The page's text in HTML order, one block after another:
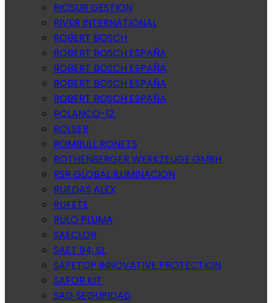
RIOSUR GESTION
RIVER INTERNATIONAL
ROBERT BOSCH
ROBERT BOSCH ESPAÑA
ROBERT BOSCH ESPAÑA
ROBERT BOSCH ESPAÑA
ROBERT BOSCH ESPAÑA
ROLANCO-12.
ROLSER
ROMBULL RONETS
ROTHENBERGER WERKZEUGE GMBH
RSR GLOBAL ILUMINACION
RUEDAS ALEX
RUFETE
RULO PLUMA
SAECLOR
SAET 94, SL
SAFETOP INNOVATIVE PROTECTION
SAFOR KIT
SAG SEGURIDAD